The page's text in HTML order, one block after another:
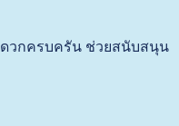
วกครบครัน ช่วยสนับสนุน